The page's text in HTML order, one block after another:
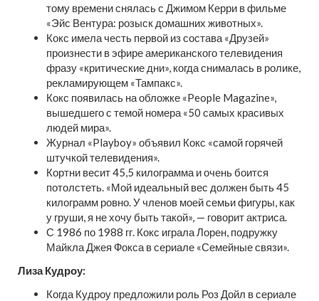
тому времени снялась с Джимом Керри в фильме
«Эйс Вентура: розыск домашних животных».
Кокс имела честь первой из состава «Друзей»
произнести в эфире американского телевидения
фразу «критические дни», когда снималась в ролике,
рекламирующем «Тампакс».
Кокс появилась на обложке «People Magazine»,
вышедшего с темой номера «50 самых красивых
людей мира».
Журнал «Playboy» объявил Кокс «самой горячей
штучкой телевидения».
Кортни весит 45,5 килограмма и очень боится
потолстеть. «Мой идеальный вес должен быть 45
килограмм ровно. У членов моей семьи фигуры, как
у груши, я не хочу быть такой», — говорит актриса.
С 1986 по 1988 гг. Кокс играла Лорен, подружку
Майкла Джея Фокса в сериале «Семейные связи».
Лиза Кудроу:
Когда Кудроу предложили роль Роз Дойл в сериале